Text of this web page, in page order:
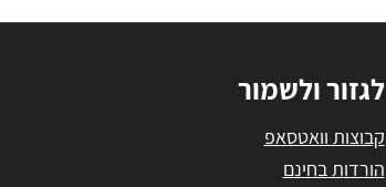
לגזור ולשמור
קבוצות וואטסאפ
הורדות בחינם